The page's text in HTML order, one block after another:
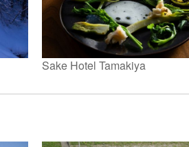
Sake Hotel Tamakiya